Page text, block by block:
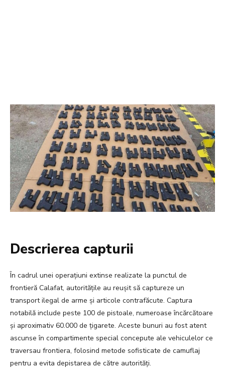
Descrierea capturii
În cadrul unei operațiuni extinse realizate la punctul de
frontieră Calafat, autoritățile au reușit să captureze un
transport ilegal de arme și articole contrafăcute. Captura
notabilă include peste 100 de pistoale, numeroase încărcătoare
și aproximativ 60.000 de țigarete. Aceste bunuri au fost atent
ascunse în compartimente special concepute ale vehiculelor ce
traversau frontiera, folosind metode sofisticate de camuflaj
pentru a evita depistarea de către autorități.